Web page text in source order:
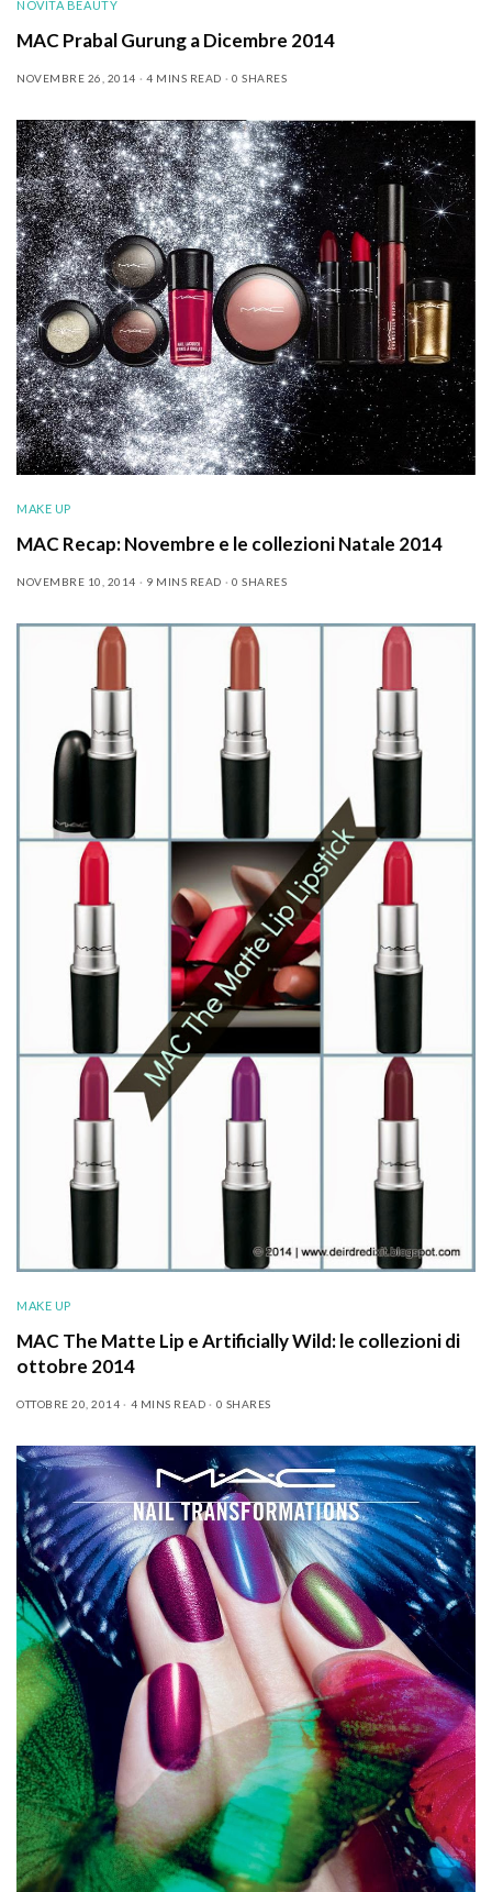
NOVITÀ BEAUTY
MAC Prabal Gurung a Dicembre 2014
NOVEMBRE 26, 2014 4 MINS READ 0 SHARES
MAKE UP
MAC Recap: Novembre e le collezioni Natale 2014
NOVEMBRE 10, 2014 9 MINS READ 0 SHARES
MAKE UP
MAC The Matte Lip e Artificially Wild: le collezioni di
ottobre 2014
OTTOBRE 20, 2014 4 MINS READ 0 SHARES